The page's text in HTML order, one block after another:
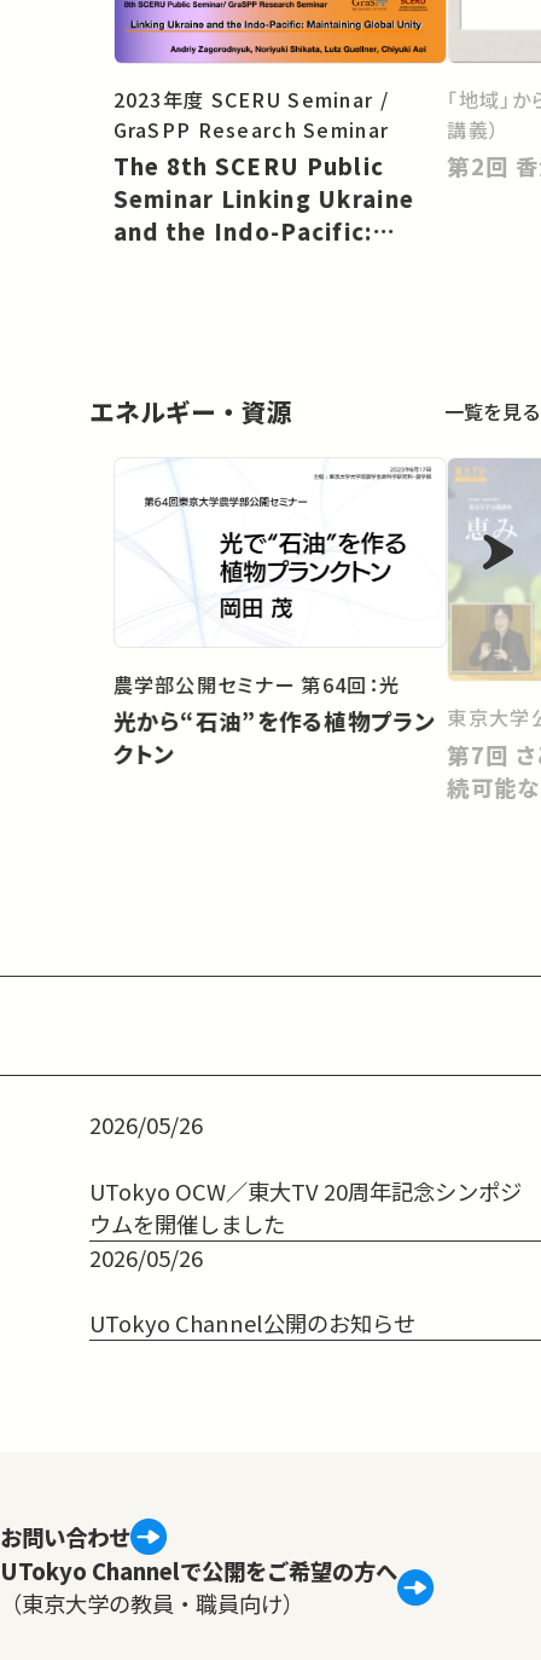
2023年度 SCERU Seminar /
GraSPP Research Seminar
The 8th SCERU Public
Seminar Linking Ukraine
and the Indo-Pacific:
「地域」
講義）
第
エネルギー・資源 一覧を見る
農学部公開セミナー 第64回：光
光から“石油”を作る植物プラン
クトン
東京大学
第7回 さとやまの恵みとヒトの持
続可能
2026/05/26
UTokyo OCW／東大TV 20周年記念シンポジ
ウムを開催しました
2026/05/26
UTokyo Channel公開のお知らせ
お問い合わせ
UTokyo Channelで公開をご希望の方へ
（東京大学の教員・職員向け）